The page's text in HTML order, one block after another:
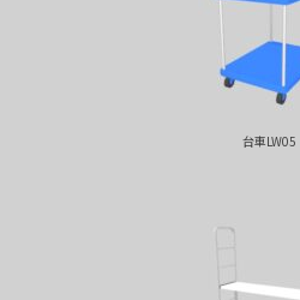
台車LW05